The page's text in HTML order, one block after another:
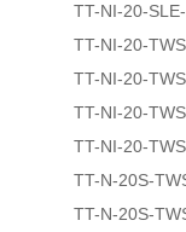
TT-NI-20-
TT-NI-20-
TT-NI-20-
TT-NI-20-
TT-NI-20-
TT-N-20S-
TT-N-20S-